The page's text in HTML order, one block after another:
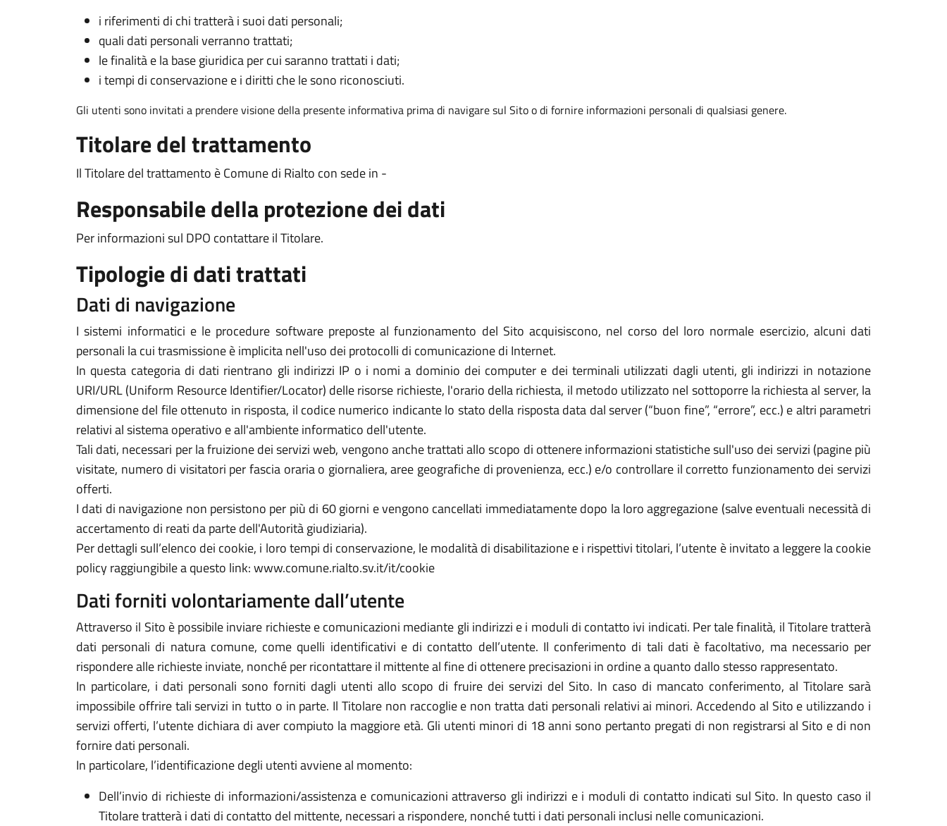
i riferimenti di chi tratterà i suoi dati personali;
quali dati personali verranno trattati;
le finalità e la base giuridica per cui saranno trattati i dati;
i tempi di conservazione e i diritti che le sono riconosciuti.
Gli utenti sono invitati a prendere visione della presente informativa prima di navigare sul Sito o di fornire informazioni personali di qualsiasi genere.
Titolare del trattamento
Il Titolare del trattamento è Comune di Rialto con sede in -
Responsabile della protezione dei dati
Per informazioni sul DPO contattare il Titolare.
Tipologie di dati trattati
Dati di navigazione
I sistemi informatici e le procedure software preposte al funzionamento del Sito acquisiscono, nel corso del loro normale esercizio, alcuni dati
personali la cui trasmissione è implicita nell'uso dei protocolli di comunicazione di Internet.
In questa categoria di dati rientrano gli indirizzi IP o i nomi a dominio dei computer e dei terminali utilizzati dagli utenti, gli indirizzi in notazione
URI/URL (Uniform Resource Identifier/Locator) delle risorse richieste, l'orario della richiesta, il metodo utilizzato nel sottoporre la richiesta al server, la
dimensione del file ottenuto in risposta, il codice numerico indicante lo stato della risposta data dal server (“buon fine”, “errore”, ecc.) e altri parametri
relativi al sistema operativo e all'ambiente informatico dell'utente.
Tali dati, necessari per la fruizione dei servizi web, vengono anche trattati allo scopo di ottenere informazioni statistiche sull'uso dei servizi (pagine più
visitate, numero di visitatori per fascia oraria o giornaliera, aree geografiche di provenienza, ecc.) e/o controllare il corretto funzionamento dei servizi
offerti.
I dati di navigazione non persistono per più di 60 giorni e vengono cancellati immediatamente dopo la loro aggregazione (salve eventuali necessità di
accertamento di reati da parte dell'Autorità giudiziaria).
Per dettagli sull’elenco dei cookie, i loro tempi di conservazione, le modalità di disabilitazione e i rispettivi titolari, l’utente è invitato a leggere la cookie
policy raggiungibile a questo link: www.comune.rialto.sv.it/it/cookie
Dati forniti volontariamente dall’utente
Attraverso il Sito è possibile inviare richieste e comunicazioni mediante gli indirizzi e i moduli di contatto ivi indicati. Per tale finalità, il Titolare tratterà
dati personali di natura comune, come quelli identificativi e di contatto dell’utente. Il conferimento di tali dati è facoltativo, ma necessario per
rispondere alle richieste inviate, nonché per ricontattare il mittente al fine di ottenere precisazioni in ordine a quanto dallo stesso rappresentato.
In particolare, i dati personali sono forniti dagli utenti allo scopo di fruire dei servizi del Sito. In caso di mancato conferimento, al Titolare sarà
impossibile offrire tali servizi in tutto o in parte. Il Titolare non raccoglie e non tratta dati personali relativi ai minori. Accedendo al Sito e utilizzando i
servizi offerti, l’utente dichiara di aver compiuto la maggiore età. Gli utenti minori di 18 anni sono pertanto pregati di non registrarsi al Sito e di non
fornire dati personali.
In particolare, l’identificazione degli utenti avviene al momento:
Dell’invio di richieste di informazioni/assistenza e comunicazioni attraverso gli indirizzi e i moduli di contatto indicati sul Sito. In questo caso il
Titolare tratterà i dati di contatto del mittente, necessari a rispondere, nonché tutti i dati personali inclusi nelle comunicazioni.